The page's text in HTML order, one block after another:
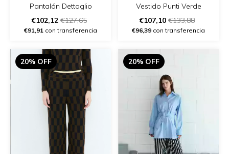
Pantalón Dettaglio
€102,12 €127,65
€91,91 con transferencia
Vestido Punti Verde
€107,10 €133,88
€96,39 con transferencia
20% OFF 20% OFF